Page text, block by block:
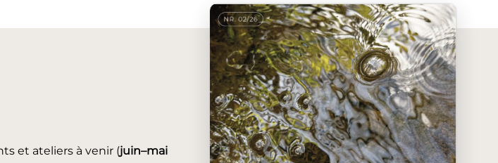
et ateliers à venir (juin–mai